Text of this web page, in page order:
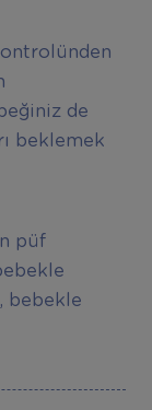
de
beklemek
püf
bebekle